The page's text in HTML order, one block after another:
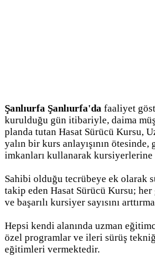
Şanlıurfa Şanlıurfa'da faaliyet
kurulduğu gün itibariyle, daima
planda tutan Hasat Sürücü Kursu,
yalın bir kurs anlayışının
imkanları kullanarak kursiyerlerine
Sahibi olduğu tecrübeye ek olarak
takip eden Hasat Sürücü Kursu;
ve başarılı kursiyer sayısını
Hepsi kendi alanında uzman
özel programlar ve ileri sürüş
eğitimleri vermektedir.